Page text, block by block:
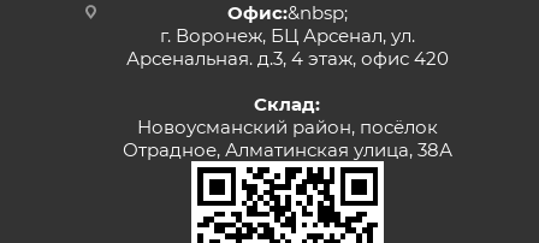
Офис:&nbsp;
г. Воронеж, БЦ Арсенал, ул.
Арсенальная. д.3, 4 этаж, офис 420
Склад:
Новоусманский район, посёлок
Отрадное, Алматинская улица, 38А